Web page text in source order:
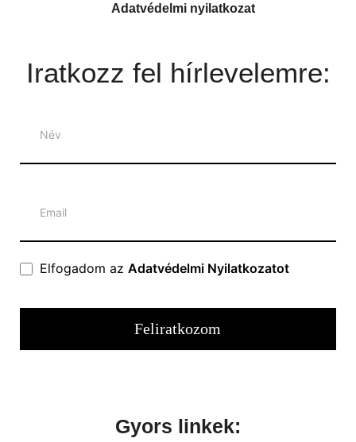
Adatvédelmi nyilatkozat
Iratkozz fel hírlevelemre:
Elfogadom az Adatvédelmi Nyilatkozatot
Feliratkozom
Gyors linkek: